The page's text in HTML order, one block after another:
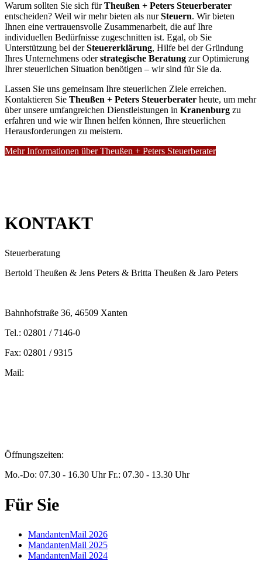
Warum sollten Sie sich fürTheußen + Peters Steuerberater
entscheiden? Weil wir mehr bieten als nurSteuern. Wir bieten
Ihnen eine vertrauensvolle Zusammenarbeit, die auf Ihre
individuellen Bedürfnisse zugeschnitten ist. Egal, ob Sie
Unterstützung bei derSteuererklärung, Hilfe bei der Gründung
Ihres Unternehmens oderstrategische Beratung zur Optimierung
Ihrer steuerlichen Situation benötigen – wir sind für Sie da.
Lassen Sie uns gemeinsam Ihre steuerlichen Ziele erreichen.
Kontaktieren Sie Theußen + Peters Steuerberater heute, um mehr
über unsere umfangreichen Dienstleistungen in Kranenburg zu
erfahren und wie wir Ihnen helfen können, Ihre steuerlichen
Herausforderungen zu meistern.
Mehr Informationen über Theußen + Peters Steuerberater
KONTAKT
Steuerberatung
Bertold Theußen & Jens Peters & Britta Theußen & Jaro Peters
Bahnhofstraße 36, 46509 Xanten
Tel.: 02801 / 7146-0
Fax: 02801 / 9315
Mail:
Öffnungszeiten:
Mo.-Do: 07.30 - 16.30 Uhr Fr.: 07.30 - 13.30 Uhr
Für Sie
MandantenMail 2026
MandantenMail 2025
MandantenMail 2024